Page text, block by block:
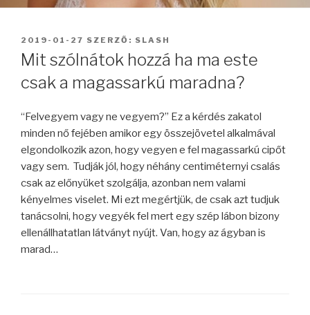
BEKÜLDVE:
2019-01-27 SZERZŐ: SLASH
Mit szólnátok hozzá ha ma este
csak a magassarkú maradna?
“Felvegyem vagy ne vegyem?” Ez a kérdés zakatol
minden nő fejében amikor egy összejövetel alkalmával
elgondolkozik azon, hogy vegyen e fel magassarkú cipőt
vagy sem. Tudják jól, hogy néhány centiméternyi csalás
csak az előnyüket szolgálja, azonban nem valami
kényelmes viselet. Mi ezt megértjük, de csak azt tudjuk
tanácsolni, hogy vegyék fel mert egy szép lábon bizony
ellenállhatatlan látványt nyújt. Van, hogy az ágyban is
marad…